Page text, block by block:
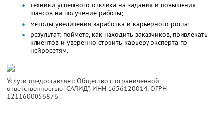
техники успешного отклика на задания и повышения
шансов на получение работы;
методы увеличения заработка и карьерного роста;
результат: поймете, как находить заказчиков, привлекать
клиентов и уверенно строить карьеру эксперта по
нейросетям.
Услуги предоставляет: Общество с ограниченной
ответственностью “САЛИД”, ИНН 1656120014, ОГРН
1211600056876